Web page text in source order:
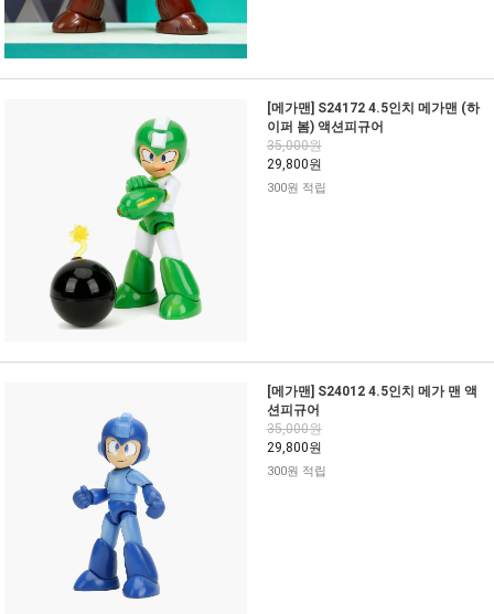
[메가맨] S24172 4.5인치 메가맨 (하
이퍼 봄) 액션피규어
35,000원
29,800원
300원 적립
[메가맨] S24012 4.5인치 메가 맨 액
션피규어
35,000원
29,800원
300원 적립